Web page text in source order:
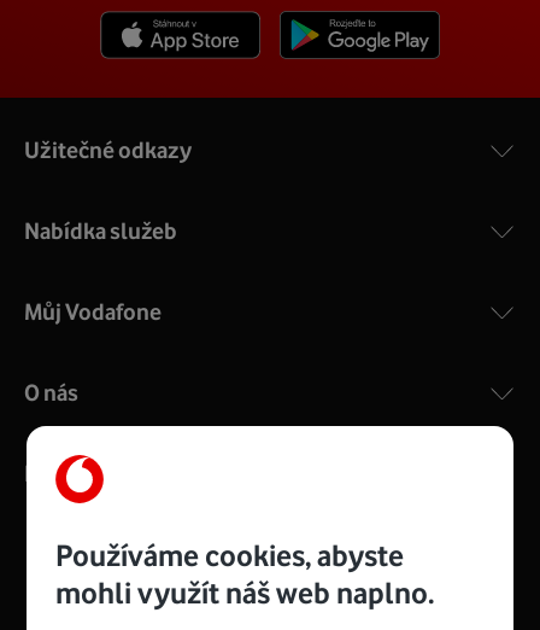
Používáme cookies, abyste
mohli využít náš web naplno.
Užitečné odkazy
Nabídka služeb
Můj Vodafone
O nás
Kontakty
ManagementRecruitmentTop
Platinové